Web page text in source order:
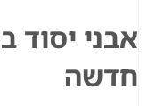
אבני יסוד
חדשה